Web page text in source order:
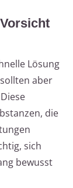
Lösung
aber
die
sich
bewusst